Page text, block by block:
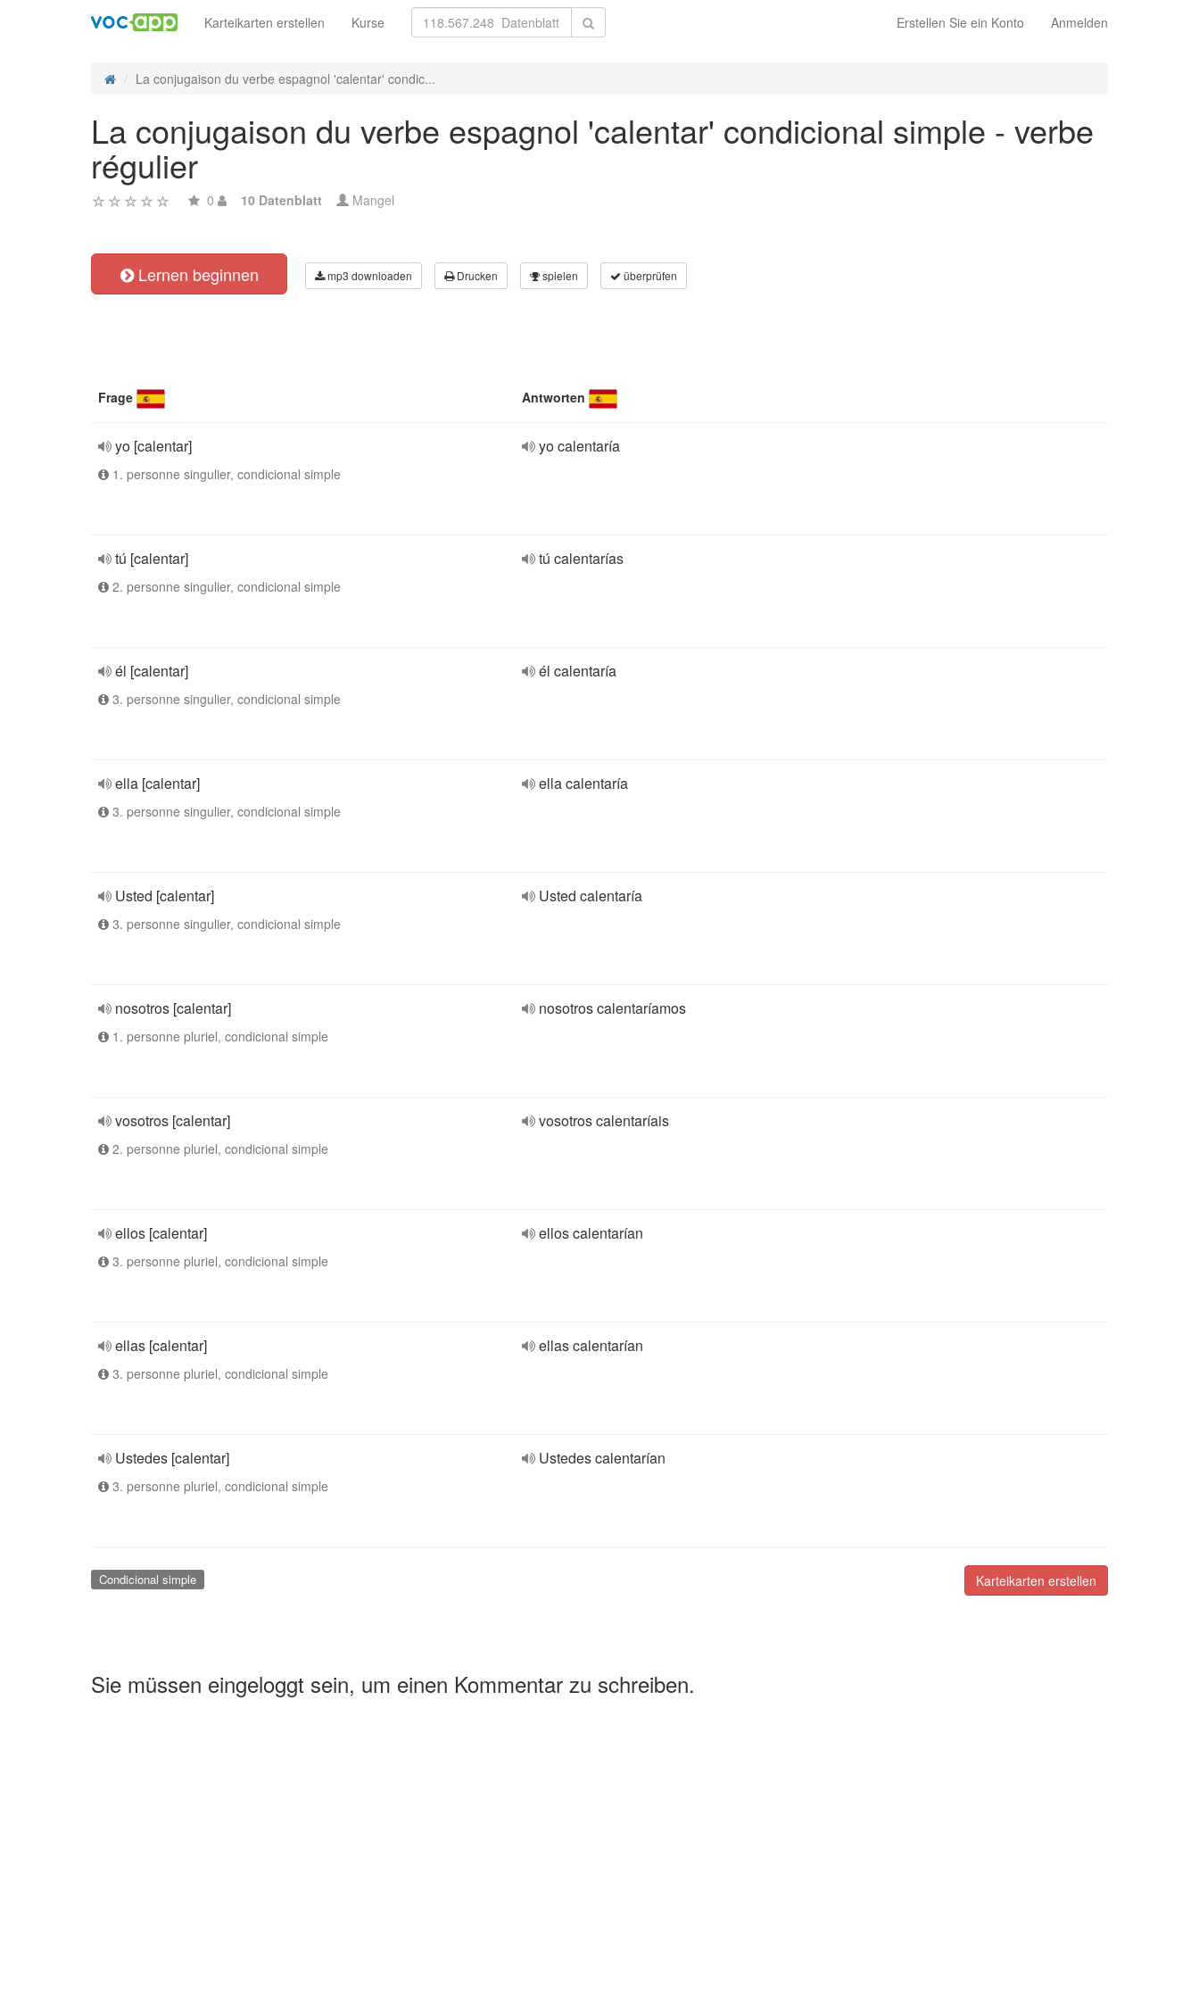
Erstellen Sie ein Konto Anmelden
Karteikarten erstellen Kurse
La conjugaison du verbe espagnol 'calentar' condic...
La conjugaison du verbe espagnol 'calentar' condicional simple - verbe
régulier
0 10 Datenblatt Mangel
Lernen beginnen mp3 downloaden Drucken spielen überprüfen
Frage Antworten
yo [calentar]
1. personne singulier, condicional simple
yo calentaría
tú [calentar]
2. personne singulier, condicional simple
tú calentarías
él [calentar]
3. personne singulier, condicional simple
él calentaría
ella [calentar]
3. personne singulier, condicional simple
ella calentaría
Usted [calentar]
3. personne singulier, condicional simple
Usted calentaría
nosotros [calentar]
1. personne pluriel, condicional simple
nosotros calentaríamos
vosotros [calentar]
2. personne pluriel, condicional simple
vosotros calentaríais
ellos [calentar]
3. personne pluriel, condicional simple
ellos calentarían
ellas [calentar]
3. personne pluriel, condicional simple
ellas calentarían
Ustedes [calentar]
3. personne pluriel, condicional simple
Ustedes calentarían
Karteikarten erstellen
Condicional simple
Sie müssen eingeloggt sein, um einen Kommentar zu schreiben.